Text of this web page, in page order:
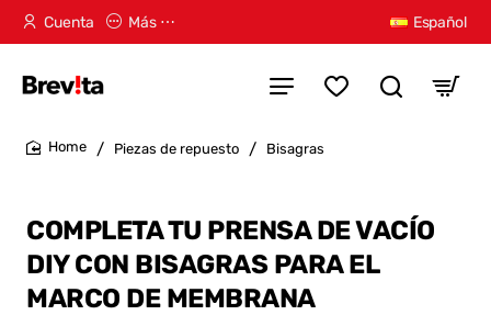
Cuenta Más ⋯ Español
Piezas de repuesto Bisagras
COMPLETA TU PRENSA DE VACÍO
DIY CON BISAGRAS PARA EL
MARCO DE MEMBRANA